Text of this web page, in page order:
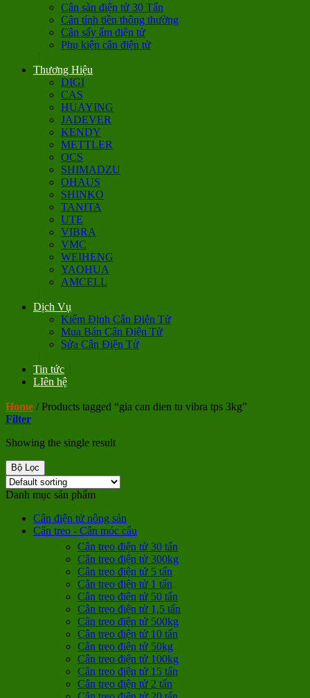
Cân sàn điện tử 30 Tấn
Cân tính tiền thông thường
Cân sấy ẩm điện tử
Phụ kiện cân điện tử
Thương Hiệu
DIGI
CAS
HUAYING
JADEVER
KENDY
METTLER
OCS
SHIMADZU
OHAUS
SHINKO
TANITA
UTE
VIBRA
VMC
WEIHENG
YAOHUA
AMCELL
Dịch Vụ
Kiểm Định Cân Điện Tử
Mua Bán Cân Điện Tử
Sửa Cân Điện Tử
Tin tức
LIên hệ
Home /Products tagged “gia can dien tu vibra tps 3kg”
Filter
Showing the single result
Bộ Lọc
Danh mục sản phẩm
Cân điện tử nông sản
Cân treo - Cân móc cẩu
Cân treo điện tử 30 tấn
Cân treo điện tử 300kg
Cân treo điện tử 5 tấn
Cân treo điện tử 1 tấn
Cân treo điện tử 50 tấn
Cân treo điện tử 1,5 tấn
Cân treo điện tử 500kg
Cân treo điện tử 10 tấn
Cân treo điện tử 50kg
Cân treo điện tử 100kg
Cân treo điện tử 15 tấn
Cân treo điện tử 2 tấn